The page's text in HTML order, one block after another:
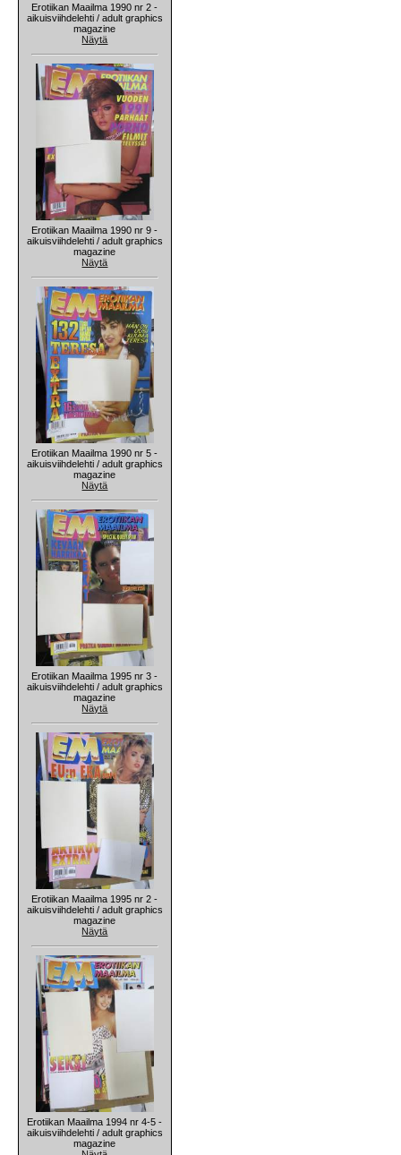
Erotiikan Maailma 1990 nr 2 -
aikuisviihdelehti / adult graphics
magazine
Näytä
Erotiikan Maailma 1990 nr 9 -
aikuisviihdelehti / adult graphics
magazine
Näytä
Erotiikan Maailma 1990 nr 5 -
aikuisviihdelehti / adult graphics
magazine
Näytä
Erotiikan Maailma 1995 nr 3 -
aikuisviihdelehti / adult graphics
magazine
Näytä
Erotiikan Maailma 1995 nr 2 -
aikuisviihdelehti / adult graphics
magazine
Näytä
Erotiikan Maailma 1994 nr 4-5 -
aikuisviihdelehti / adult graphics
magazine